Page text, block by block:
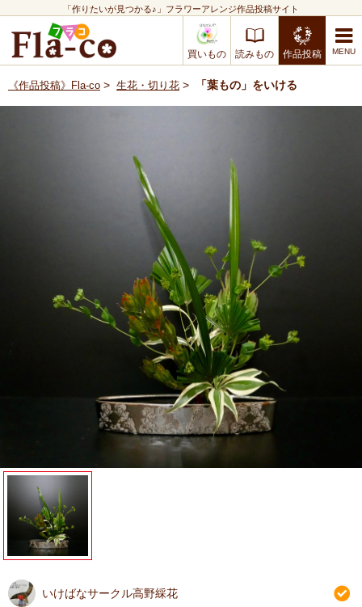
「作りたいが見つかる♪」フラワーアレンジ作品投稿サイト
買いもの 読みもの 作品投稿
《作品投稿》Fla-co > 生花・切り花 > 「葉もの」をいける
いけばなサークル高野綵花